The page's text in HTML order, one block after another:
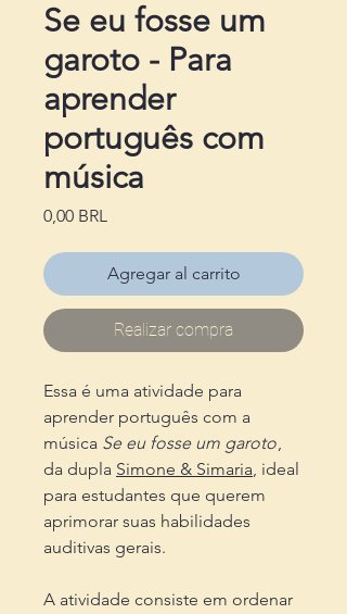
Se eu fosse um
garoto - Para
aprender
português com
música
0,00 BRL
Agregar al carrito
Realizar compra
Essa é uma atividade para
aprender português com a
música Se eu fosse um garoto,
da dupla Simone & Simaria, ideal
para estudantes que querem
aprimorar suas habilidades
auditivas gerais.
A atividade consiste em ordenar